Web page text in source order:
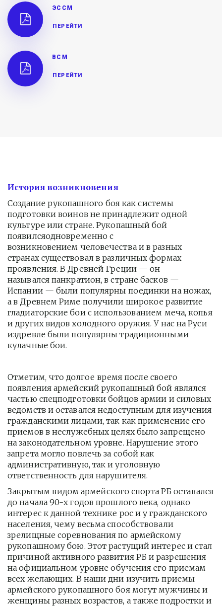
ЭССМ
ПЕРЕЙТИ
ВСМ
ПЕРЕЙТИ
История возникновения
Создание рукопашного боя как системы
подготовки воинов не принадлежит одной
культуре или стране. Рукопашный бой
появилсяодновременно с
возникновением человечества и в разных
странах существовал в различных формах
проявления. В Древней Греции — он
назывался панкратион, в стране басков —
Испании — были популярны поединки на ножах,
а в Древнем Риме получили широкое развитие
гладиаторские бои с использованием меча, копья
и других видов холодного оружия. У нас на Руси
издревле были популярны традиционными
кулачные бои.
Отметим, что долгое время после своего
появления армейский рукопашный бой являлся
частью спецподготовки бойцов армии и силовых
ведомств и оставался недоступным для изучения
гражданскими лицами, так как применение его
приемов в неслужебных целях было запрещено
на законодательном уровне. Нарушение этого
запрета могло повлечь за собой как
административную, так и уголовную
ответственность для нарушителя.
Закрытым видом армейского спорта РБ оставался
до начала 90-х годов прошлого века, однако
интерес к данной технике рос и у гражданского
населения, чему весьма способствовали
зрелищные соревнования по армейскому
рукопашному бою. Этот растущий интерес и стал
причиной активного развития РБ и разрешения
на официальном уровне обучения его приемам
всех желающих. В наши дни изучить приемы
армейского рукопашного боя могут мужчины и
женщины разных возрастов, а также подростки и